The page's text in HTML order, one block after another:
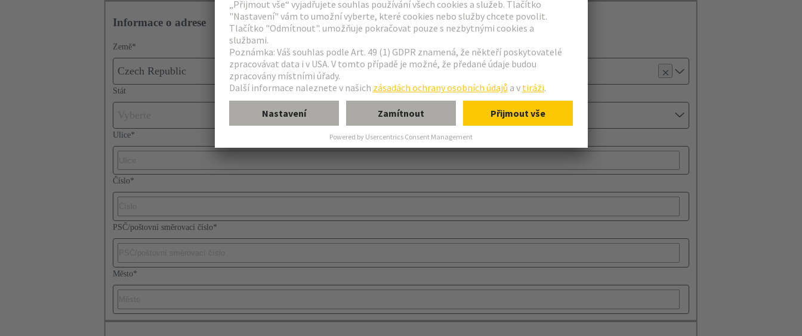
Informace o adrese
Země*
Czech Republic
Stát
Ulice*
Číslo*
PSČ/poštovní směrovací číslo*
Město*